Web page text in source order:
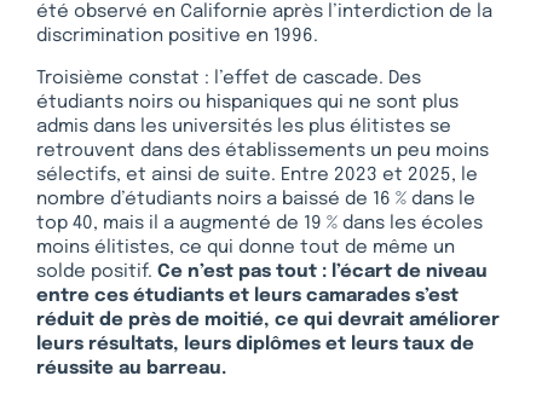
été observé en Californie après l’interdiction de la
discrimination positive en 1996.
Troisième constat : l’effet de cascade. Des
étudiants noirs ou hispaniques qui ne sont plus
admis dans les universités les plus élitistes se
retrouvent dans des établissements un peu moins
sélectifs, et ainsi de suite. Entre 2023 et 2025, le
nombre d’étudiants noirs a baissé de 16 % dans le
top 40, mais il a augmenté de 19 % dans les écoles
moins élitistes, ce qui donne tout de même un
solde positif. Ce n’est pas tout : l’écart de niveau
entre ces étudiants et leurs camarades s’est
réduit de près de moitié, ce qui devrait améliorer
leurs résultats, leurs diplômes et leurs taux de
réussite au barreau.